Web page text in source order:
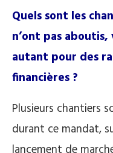
Quels sont les
n’ont pas
autant pour des
financières ?
Plusieurs chantiers
durant ce mandat,